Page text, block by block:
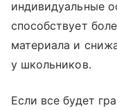
индивидуальные
способствует
материала и
у школьников.
Если все будет